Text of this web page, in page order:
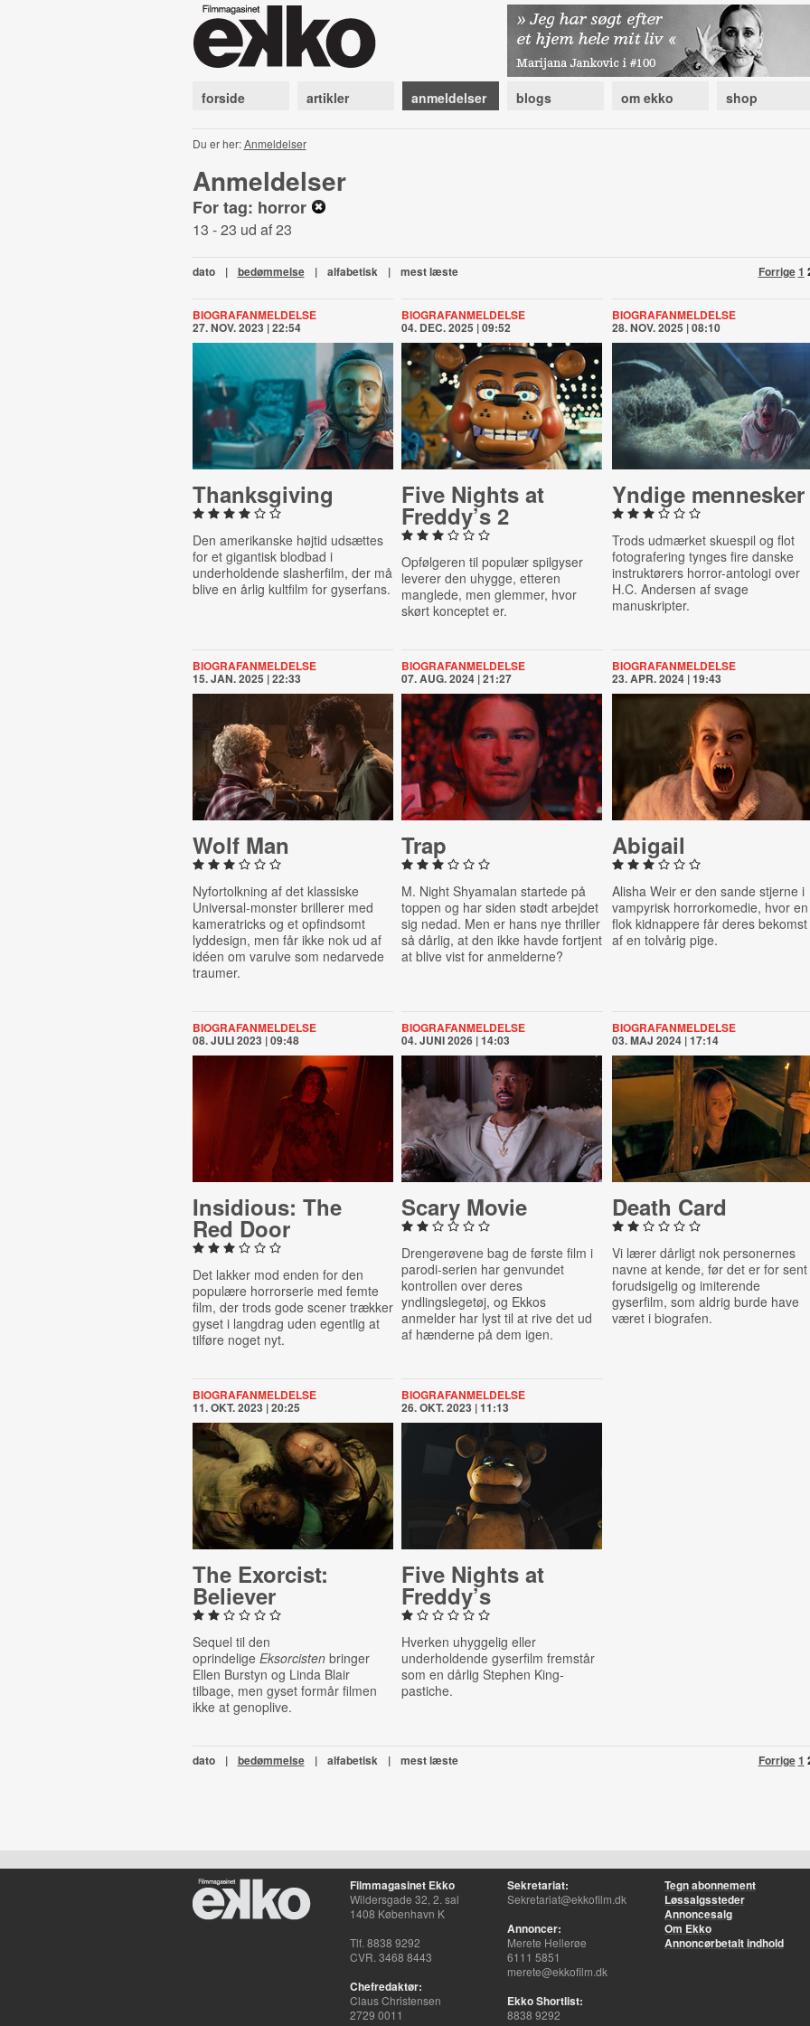
forside artikler anmeldelser blogs om ekko shop
Du er her:Anmeldelser
Anmeldelser
For tag: horror
13 - 23 ud af 23
Forrige1
dato | bedømmelse | alfabetisk | mest læste
BIOGRAFANMELDELSE
27. NOV. 2023 | 22:54
Thanks­giv­ing
Den amerikanske højtid udsættes
for et gigantisk blodbad i
underholdende slasherfilm, der må
blive en årlig kultfilm for gyserfans.
BIOGRAFANMELDELSE
04. DEC. 2025 | 09:52
Five Nights at
Freddy’s 2
Opfølgeren til populær spilgyser
leverer den uhygge, etteren
manglede, men glemmer, hvor
skørt konceptet er.
BIOGRAFANMELDELSE
28. NOV. 2025 | 08:10
Yndige mennesker
Trods udmærket skuespil og flot
fotografering tynges fire danske
instruktørers horror-antologi over
H.C. Andersen af svage
manuskripter.
BIOGRAFANMELDELSE
15. JAN. 2025 | 22:33
Wolf Man
Nyfortolkning af det klassiske
Universal-monster brillerer med
kameratricks og et opfindsomt
lyddesign, men får ikke nok ud af
idéen om varulve som nedarvede
traumer.
BIOGRAFANMELDELSE
07. AUG. 2024 | 21:27
Trap
M. Night Shyamalan startede på
toppen og har siden stødt arbejdet
sig nedad. Men er hans nye thriller
så dårlig, at den ikke havde fortjent
at blive vist for anmelderne?
BIOGRAFANMELDELSE
23. APR. 2024 | 19:43
Abigail
Alisha Weir er den sande stjerne i
vampyrisk horrorkomedie, hvor en
flok kidnappere får deres bekomst
af en tolvårig pige.
BIOGRAFANMELDELSE
08. JULI 2023 | 09:48
Insidious: The
Red Door
Det lakker mod enden for den
populære horrorserie med femte
film, der trods gode scener trækker
gyset i langdrag uden egentlig at
tilføre noget nyt.
BIOGRAFANMELDELSE
04. JUNI 2026 | 14:03
Scary Movie
Drengerøvene bag de første film i
parodi-serien har genvundet
kontrollen over deres
yndlingslegetøj, og Ekkos
anmelder har lyst til at rive det ud
af hænderne på dem igen.
BIOGRAFANMELDELSE
03. MAJ 2024 | 17:14
Death Card
Vi lærer dårligt nok personernes
navne at kende, før det er for sent
forudsigelig og imiterende
gyserfilm, som aldrig burde have
været i biografen.
BIOGRAFANMELDELSE
11. OKT. 2023 | 20:25
The Exorcist:
Believer
Sequel til den
oprindelige Eksorcistenbringer
Ellen Burstyn og Linda Blair
tilbage, men gyset formår filmen
ikke at genoplive.
BIOGRAFANMELDELSE
26. OKT. 2023 | 11:13
Five Nights at
Freddy’s
Hverken uhyggelig eller
underholdende gyserfilm fremstår
som en dårlig Stephen King-
pastiche.
Forrige1
dato | bedømmelse | alfabetisk | mest læste
Filmmagasinet Ekko
Wildersgade 32, 2. sal
1408 København K
Tlf. 8838 9292
CVR. 3468 8443
Chefredaktør:
Claus Christensen
2729 0011
Sekretariat:
Sekretariat@ekkofilm.dk
Annoncer:
Merete Hellerøe
6111 5851
merete@ekkofilm.dk
Ekko Shortlist:
8838 9292
Tegn abonnement
Løssalgssteder
Annoncesalg
Om Ekko
Annoncørbetalt indhold